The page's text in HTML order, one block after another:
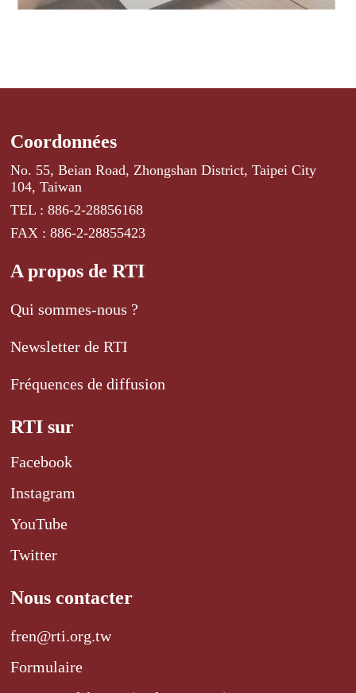
Coordonnées
No. 55, Beian Road, Zhongshan District, Taipei City
104, Taiwan
TEL : 886-2-28856168
FAX : 886-2-28855423
A propos de RTI
Qui sommes-nous ?
Newsletter de RTI
Fréquences de diffusion
RTI sur
Facebook
Instagram
YouTube
Twitter
Nous contacter
fren@rti.org.tw
Formulaire